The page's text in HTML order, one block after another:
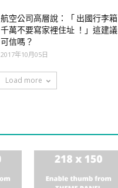
航空公司高層說：「 出國行李箱
千萬不要寫家裡住址 ！」這建議
可信嗎？
2017年10月05日
Load more